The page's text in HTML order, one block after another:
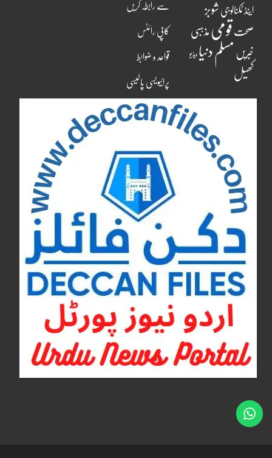
اینڈ ٹکنالوجی شوبز
صحت قومی مذہبی
خبریں مسلم دنیا ویڈیو
کھیل
سے رابطہ کریں
کاپی رائٹس
قواعد و ضوابط
پرائیویسی پالیسی